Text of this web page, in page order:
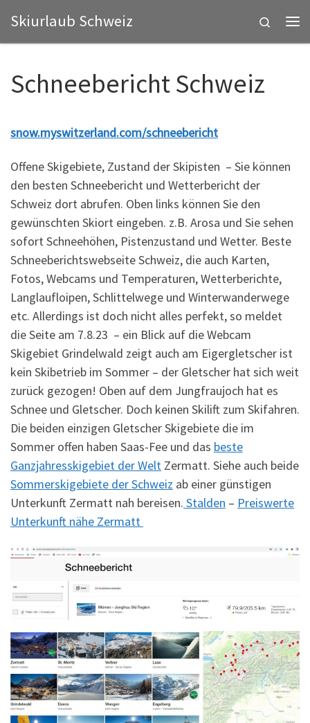
Zum Inhalt springen
Skiurlaub Schweiz
Search
Schneebericht Schweiz
snow.myswitzerland.com/schneebericht
Offene Skigebiete, Zustand der Skipisten – Sie können
den besten Schneebericht und Wetterbericht der
Schweiz dort abrufen. Oben links können Sie den
gewünschten Skiort eingeben. z.B. Arosa und Sie sehen
sofort Schneehöhen, Pistenzustand und Wetter. Beste
Schneeberichtswebseite Schweiz, die auch Karten,
Fotos, Webcams und Temperaturen, Wetterberichte,
Langlaufloipen, Schlittelwege und Winterwanderwege
etc. Allerdings ist doch nicht alles perfekt, so meldet
die Seite am 7.8.23 – ein Blick auf die Webcam
Skigebiet Grindelwald zeigt auch am Eigergletscher ist
kein Skibetrieb im Sommer – der Gletscher hat sich weit
zurück gezogen! Oben auf dem Jungfraujoch hat es
Schnee und Gletscher. Doch keinen Skilift zum Skifahren.
Die beiden einzigen Gletscher Skigebiete die im
Sommer offen haben Saas-Fee und das beste
Ganzjahresskigebiet der Welt Zermatt. Siehe auch beide
Sommerskigebiete der Schweiz ab einer günstigen
Unterkunft Zermatt nah bereisen. Stalden – Preiswerte
Unterkunft nähe Zermatt